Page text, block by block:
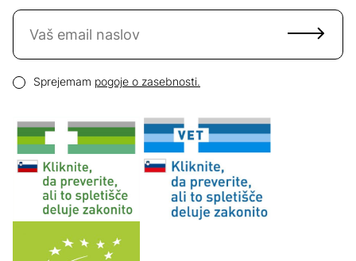
Naročite se na novice
Pogoji zasebnosti
Sprejemam pogoje o zasebnosti.